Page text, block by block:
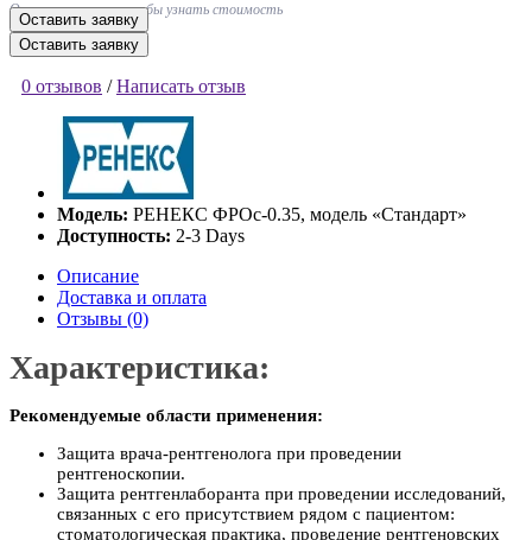
Оставьте заявку, чтобы узнать стоимость
Оставить заявку
Оставить заявку
0 отзывов /Написать отзыв
Модель: РЕНЕКС ФРОc-0.35, модель «Стандарт»
Доступность: 2-3 Days
Описание
Доставка и оплата
Отзывы (0)
Характеристика:
Рекомендуемые области применения:
Защита врача-рентгенолога при проведении
рентгеноскопии.
Защита рентгенлаборанта при проведении исследований,
связанных с его присутствием рядом с пациентом:
стоматологическая практика, проведение рентгеновских